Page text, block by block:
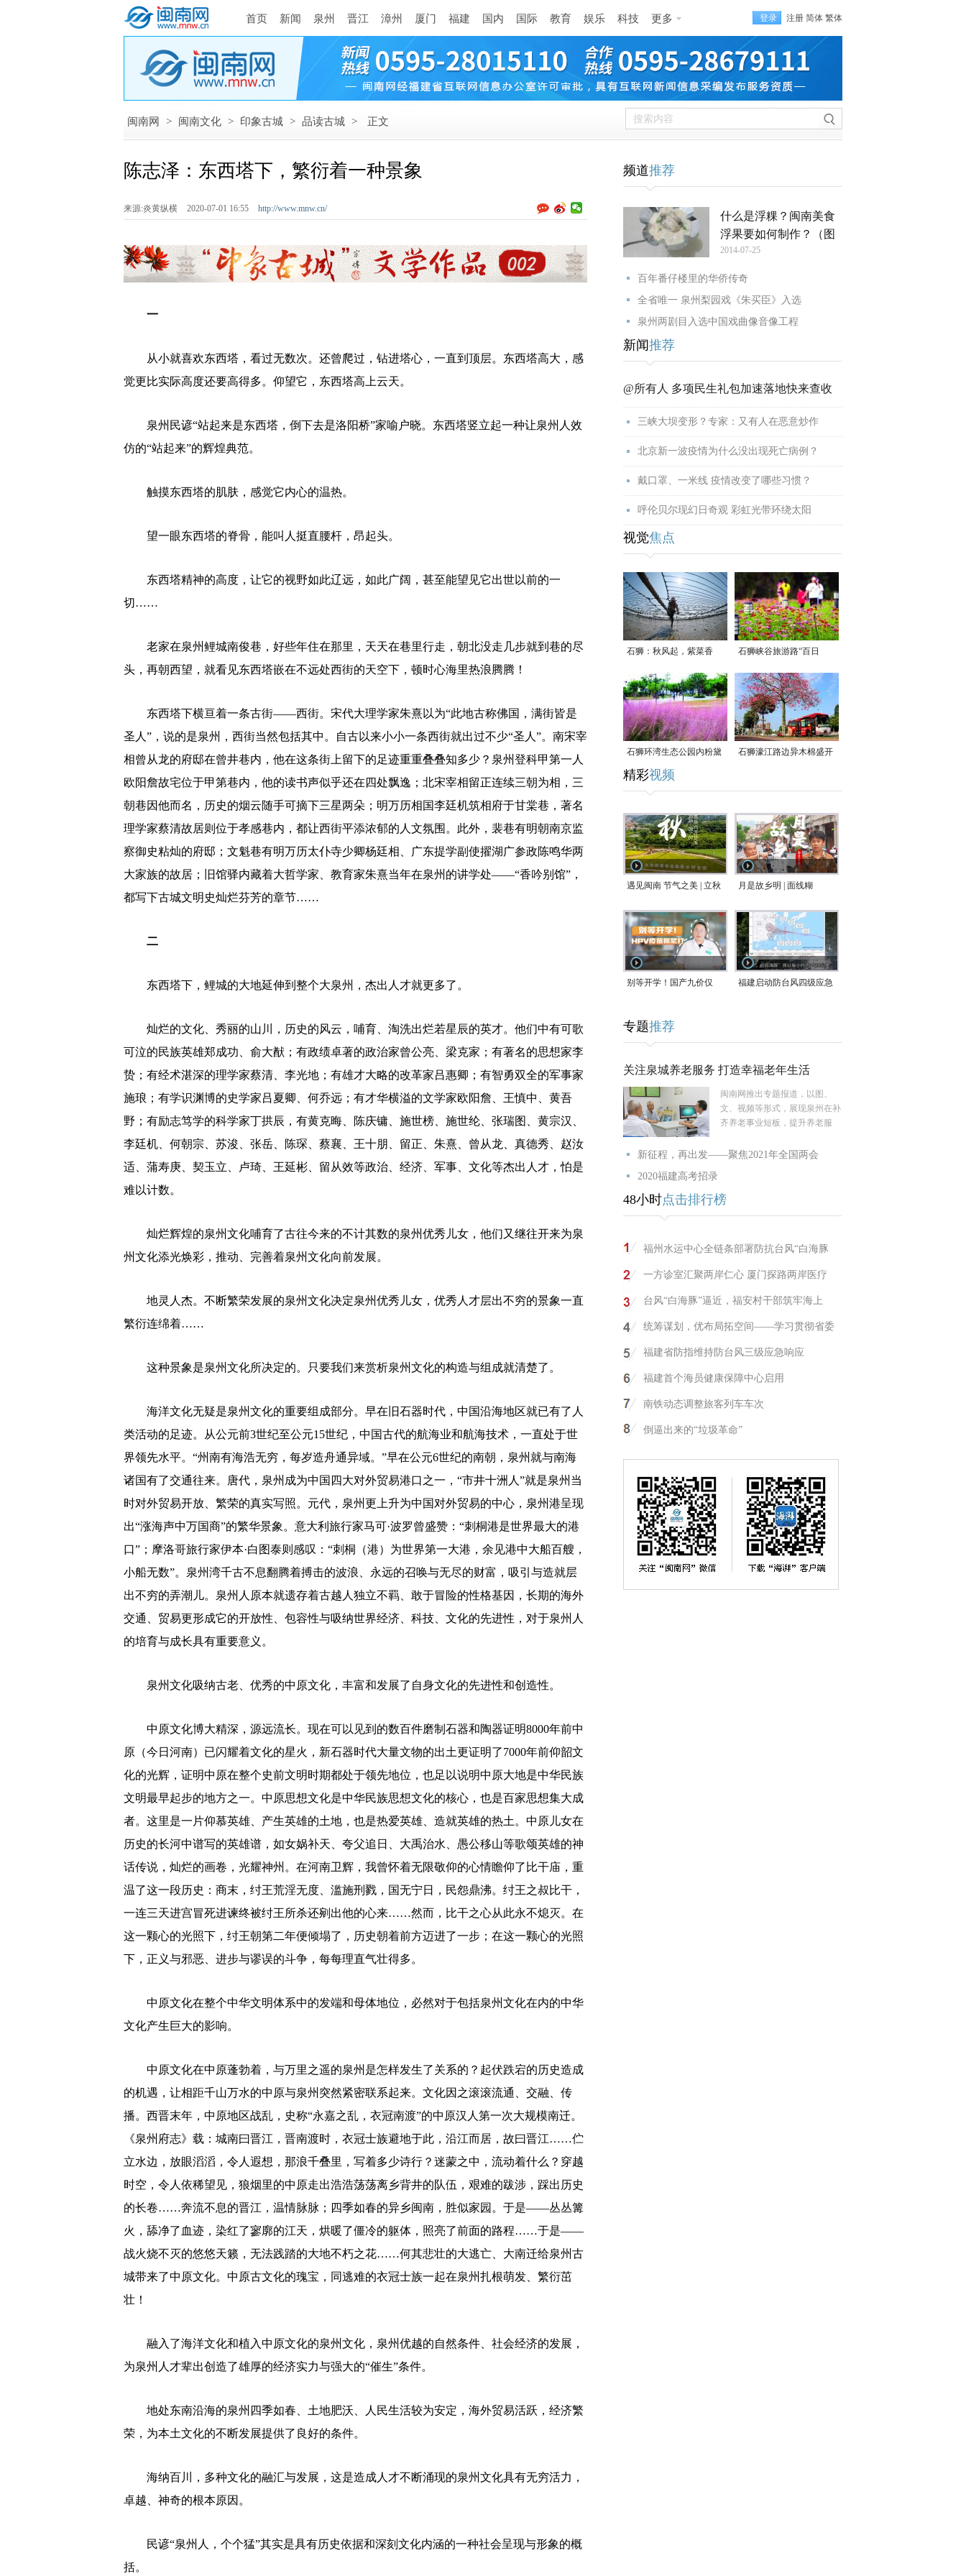
首页 新闻 泉州 晋江 漳州 厦门 福建 国内 国际 教育 娱乐 科技 更多 登录 注册 简体 繁体
闽南网 > 闽南文化 > 印象古城 > 品读古城 > 正文
陈志泽：东西塔下，繁衍着一种景象
来源:炎黄纵横 2020-07-01 16:55 http://www.mnw.cn/
一
从小就喜欢东西塔，看过无数次。还曾爬过，钻进塔心，一直到顶层。东西塔高大，感
觉更比实际高度还要高得多。仰望它，东西塔高上云天。
泉州民谚“站起来是东西塔，倒下去是洛阳桥”家喻户晓。东西塔竖立起一种让泉州人效
仿的“站起来”的辉煌典范。
触摸东西塔的肌肤，感觉它内心的温热。
望一眼东西塔的脊骨，能叫人挺直腰杆，昂起头。
东西塔精神的高度，让它的视野如此辽远，如此广阔，甚至能望见它出世以前的一
切……
老家在泉州鲤城南俊巷，好些年住在那里，天天在巷里行走，朝北没走几步就到巷的尽
头，再朝西望，就看见东西塔嵌在不远处西街的天空下，顿时心海里热浪腾腾！
东西塔下横亘着一条古街——西街。宋代大理学家朱熹以为“此地古称佛国，满街皆是
圣人”，说的是泉州，西街当然包括其中。自古以来小小一条西街就出过不少“圣人”。南宋宰
相曾从龙的府邸在曾井巷内，他在这条街上留下的足迹重重叠叠知多少？泉州登科甲第一人
欧阳詹故宅位于甲第巷内，他的读书声似乎还在四处飘逸；北宋宰相留正连续三朝为相，三
朝巷因他而名，历史的烟云随手可摘下三星两朵；明万历相国李廷机筑相府于甘棠巷，著名
理学家蔡清故居则位于孝感巷内，都让西街平添浓郁的人文氛围。此外，裴巷有明朝南京监
察御史粘灿的府邸；文魁巷有明万历太仆寺少卿杨廷相、广东提学副使擢湖广参政陈鸣华两
大家族的故居；旧馆驿内藏着大哲学家、教育家朱熹当年在泉州的讲学处——“香吟别馆”，
都写下古城文明史灿烂芬芳的章节……
二
东西塔下，鲤城的大地延伸到整个大泉州，杰出人才就更多了。
灿烂的文化、秀丽的山川，历史的风云，哺育、淘洗出烂若星辰的英才。他们中有可歌
可泣的民族英雄郑成功、俞大猷；有政绩卓著的政治家曾公亮、梁克家；有著名的思想家李
贽；有经术湛深的理学家蔡清、李光地；有雄才大略的改革家吕惠卿；有智勇双全的军事家
施琅；有学识渊博的史学家吕夏卿、何乔远；有才华横溢的文学家欧阳詹、王慎中、黄吾
野；有励志笃学的科学家丁拱辰，有黄克晦、陈庆镛、施世榜、施世纶、张瑞图、黄宗汉、
李廷机、何朝宗、苏浚、张岳、陈琛、蔡襄、王十朋、留正、朱熹、曾从龙、真德秀、赵汝
适、蒲寿庚、契玉立、卢琦、王延彬、留从效等政治、经济、军事、文化等杰出人才，怕是
难以计数。
灿烂辉煌的泉州文化哺育了古往今来的不计其数的泉州优秀儿女，他们又继往开来为泉
州文化添光焕彩，推动、完善着泉州文化向前发展。
地灵人杰。不断繁荣发展的泉州文化决定泉州优秀儿女，优秀人才层出不穷的景象一直
繁衍连绵着……
这种景象是泉州文化所决定的。只要我们来赏析泉州文化的构造与组成就清楚了。
海洋文化无疑是泉州文化的重要组成部分。早在旧石器时代，中国沿海地区就已有了人
类活动的足迹。从公元前3世纪至公元15世纪，中国古代的航海业和航海技术，一直处于世
界领先水平。“州南有海浩无穷，每岁造舟通异域。”早在公元6世纪的南朝，泉州就与南海
诸国有了交通往来。唐代，泉州成为中国四大对外贸易港口之一，“市井十洲人”就是泉州当
时对外贸易开放、繁荣的真实写照。元代，泉州更上升为中国对外贸易的中心，泉州港呈现
出“涨海声中万国商”的繁华景象。意大利旅行家马可·波罗曾盛赞：“刺桐港是世界最大的港
口”；摩洛哥旅行家伊本·白图泰则感叹：“刺桐（港）为世界第一大港，余见港中大船百艘，
小船无数”。泉州湾千古不息翻腾着搏击的波浪、永远的召唤与无尽的财富，吸引与造就层
出不穷的弄潮儿。泉州人原本就遗存着古越人独立不羁、敢于冒险的性格基因，长期的海外
交通、贸易更形成它的开放性、包容性与吸纳世界经济、科技、文化的先进性，对于泉州人
的培育与成长具有重要意义。
泉州文化吸纳古老、优秀的中原文化，丰富和发展了自身文化的先进性和创造性。
中原文化博大精深，源远流长。现在可以见到的数百件磨制石器和陶器证明8000年前中
原（今日河南）已闪耀着文化的星火，新石器时代大量文物的出土更证明了7000年前仰韶文
化的光辉，证明中原在整个史前文明时期都处于领先地位，也足以说明中原大地是中华民族
文明最早起步的地方之一。中原思想文化是中华民族思想文化的核心，也是百家思想集大成
者。这里是一片仰慕英雄、产生英雄的土地，也是热爱英雄、造就英雄的热土。中原儿女在
历史的长河中谱写的英雄谱，如女娲补天、夸父追日、大禹治水、愚公移山等歌颂英雄的神
话传说，灿烂的画卷，光耀神州。在河南卫辉，我曾怀着无限敬仰的心情瞻仰了比干庙，重
温了这一段历史：商末，纣王荒淫无度、滥施刑戮，国无宁日，民怨鼎沸。纣王之叔比干，
一连三天进宫冒死进谏终被纣王所杀还剜出他的心来……然而，比干之心从此永不熄灭。在
这一颗心的光照下，纣王朝第二年便倾塌了，历史朝着前方迈进了一步；在这一颗心的光照
下，正义与邪恶、进步与谬误的斗争，每每理直气壮得多。
中原文化在整个中华文明体系中的发端和母体地位，必然对于包括泉州文化在内的中华
文化产生巨大的影响。
中原文化在中原蓬勃着，与万里之遥的泉州是怎样发生了关系的？起伏跌宕的历史造成
的机遇，让相距千山万水的中原与泉州突然紧密联系起来。文化因之滚滚流通、交融、传
播。西晋末年，中原地区战乱，史称“永嘉之乱，衣冠南渡”的中原汉人第一次大规模南迁。
《泉州府志》载：城南曰晋江，晋南渡时，衣冠士族避地于此，沿江而居，故曰晋江……伫
立水边，放眼滔滔，令人遐想，那浪千叠里，写着多少诗行？迷蒙之中，流动着什么？穿越
时空，令人依稀望见，狼烟里的中原走出浩浩荡荡离乡背井的队伍，艰难的跋涉，踩出历史
的长卷……奔流不息的晋江，温情脉脉；四季如春的异乡闽南，胜似家园。于是——丛丛篝
火，舔净了血迹，染红了寥廓的江天，烘暖了僵冷的躯体，照亮了前面的路程……于是——
战火烧不灭的悠悠天籁，无法践踏的大地不朽之花……何其悲壮的大逃亡、大南迁给泉州古
城带来了中原文化。中原古文化的瑰宝，同逃难的衣冠士族一起在泉州扎根萌发、繁衍茁
壮！
融入了海洋文化和植入中原文化的泉州文化，泉州优越的自然条件、社会经济的发展，
为泉州人才辈出创造了雄厚的经济实力与强大的“催生”条件。
地处东南沿海的泉州四季如春、土地肥沃、人民生活较为安定，海外贸易活跃，经济繁
荣，为本土文化的不断发展提供了良好的条件。
海纳百川，多种文化的融汇与发展，这是造成人才不断涌现的泉州文化具有无穷活力，
卓越、神奇的根本原因。
民谚“泉州人，个个猛”其实是具有历史依据和深刻文化内涵的一种社会呈现与形象的概
括。
频道推荐
什么是浮粿？闽南美食
浮果要如何制作？（图
2014-07-25
百年番仔楼里的华侨传奇
全省唯一 泉州梨园戏《朱买臣》入选
泉州两剧目入选中国戏曲像音像工程
新闻推荐
@所有人 多项民生礼包加速落地快来查收
三峡大坝变形？专家：又有人在恶意炒作
北京新一波疫情为什么没出现死亡病例？
戴口罩、一米线 疫情改变了哪些习惯？
呼伦贝尔现幻日奇观 彩虹光带环绕太阳
视觉焦点
石狮：秋风起，紫菜香 石狮峡谷旅游路“百日
草”争相斗艳
石狮环湾生态公园内粉黛
乱子草盛放
石狮濠江路边异木棉盛开
精彩视频
遇见闽南 节气之美 | 立秋 月是故乡明 | 面线糊
别等开学！国产九价仅
紧打
福建启动防台风四级应急
专题推荐
关注泉城养老服务 打造幸福老年生活
闽南网推出专题报道，以图、
文、视频等形式，展现泉州在补
齐养老事业短板，提升养老服
新征程，再出发——聚焦2021年全国两会
2020福建高考招录
48小时点击排行榜
福州水运中心全链条部署防抗台风“白海豚
一方诊室汇聚两岸仁心 厦门探路两岸医疗
台风“白海豚”逼近，福安村干部筑牢海上
统筹谋划，优布局拓空间——学习贯彻省委
福建省防指维持防台风三级应急响应
福建首个海员健康保障中心启用
南铁动态调整旅客列车车次
倒逼出来的“垃圾革命”